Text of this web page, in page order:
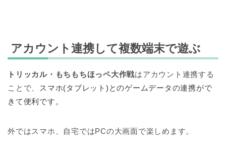
アカウント連携して複数端末で遊ぶ
トリッカル・もちもちほっペ大作戦はアカウント連携する
ことで、
スマホ(タブレット)とのゲームデータの連携がで
きて便利です。
外ではスマホ、自宅ではPCの大画面で楽しめます。